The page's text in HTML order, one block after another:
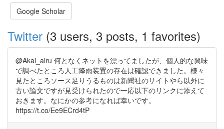
Google Scholar
Twitter (3 users, 3 posts, 1 favorites)
@Akai_airu 何となくネットを漂ってましたが、個人的な興味
で調べたところ人工降雨装置の存在は確認できました。様々
見たところソース足りうるものは新聞社のサイトやら以外に
古い論文ですが見受けられたので一応以下のリンクに添えて
おきます。なにかの参考になれば幸いです。
https://t.co/Ee9ECrd4tP